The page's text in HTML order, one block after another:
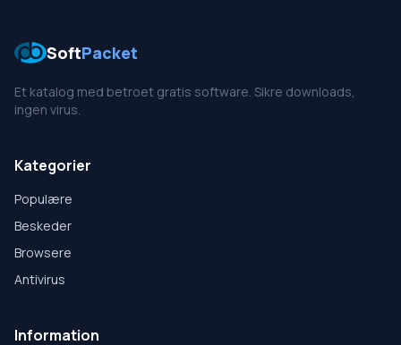
SoftPacket
Et katalog med betroet gratis software. Sikre downloads,
ingen virus.
Kategorier
Populære
Beskeder
Browsere
Antivirus
Information